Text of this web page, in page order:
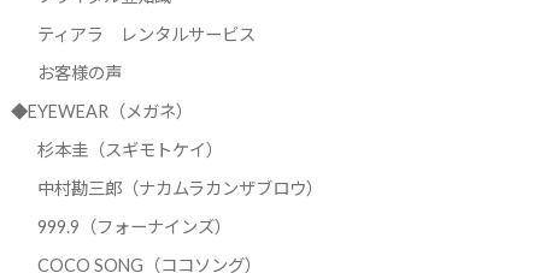
ティアラ レンタルサービス
お客様の声
◆EYEWEAR（メガネ）
杉本圭（スギモトケイ）
中村勘三郎（ナカムラカンザブロウ）
999.9（フォーナインズ）
COCO SONG（ココソング）